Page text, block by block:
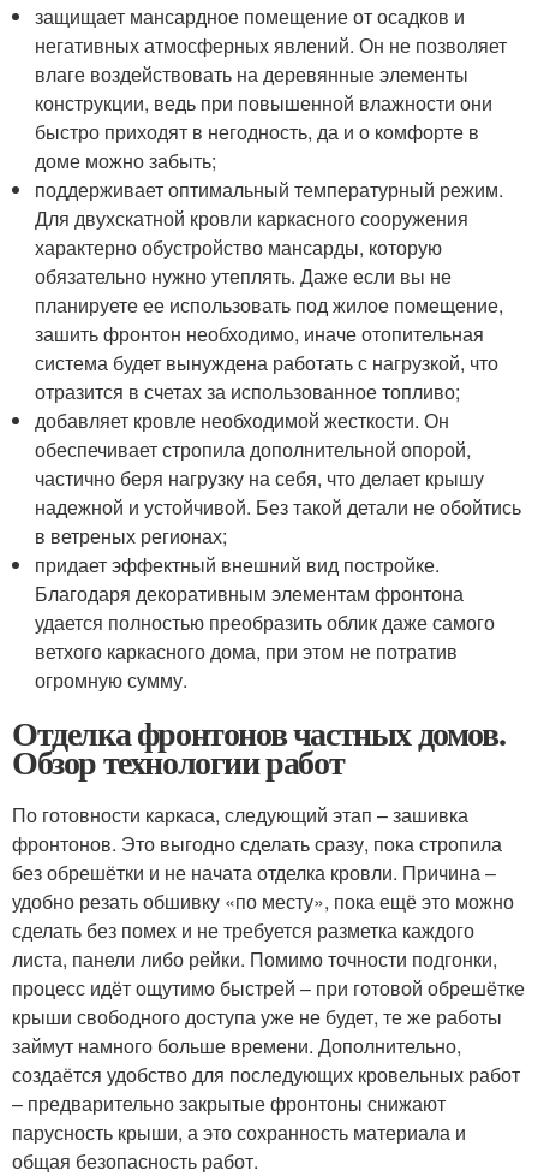
защищает мансардное помещение от осадков и
негативных атмосферных явлений. Он не позволяет
влаге воздействовать на деревянные элементы
конструкции, ведь при повышенной влажности они
быстро приходят в негодность, да и о комфорте в
доме можно забыть;
поддерживает оптимальный температурный режим.
Для двухскатной кровли каркасного сооружения
характерно обустройство мансарды, которую
обязательно нужно утеплять. Даже если вы не
планируете ее использовать под жилое помещение,
зашить фронтон необходимо, иначе отопительная
система будет вынуждена работать с нагрузкой, что
отразится в счетах за использованное топливо;
добавляет кровле необходимой жесткости. Он
обеспечивает стропила дополнительной опорой,
частично беря нагрузку на себя, что делает крышу
надежной и устойчивой. Без такой детали не обойтись
в ветреных регионах;
придает эффектный внешний вид постройке.
Благодаря декоративным элементам фронтона
удается полностью преобразить облик даже самого
ветхого каркасного дома, при этом не потратив
огромную сумму.
Отделка фронтонов частных домов.
Обзор технологии работ
По готовности каркаса, следующий этап – зашивка
фронтонов. Это выгодно сделать сразу, пока стропила
без обрешётки и не начата отделка кровли. Причина –
удобно резать обшивку «по месту», пока ещё это можно
сделать без помех и не требуется разметка каждого
листа, панели либо рейки. Помимо точности подгонки,
процесс идёт ощутимо быстрей – при готовой обрешётке
крыши свободного доступа уже не будет, те же работы
займут намного больше времени. Дополнительно,
создаётся удобство для последующих кровельных работ
– предварительно закрытые фронтоны снижают
парусность крыши, а это сохранность материала и
общая безопасность работ.